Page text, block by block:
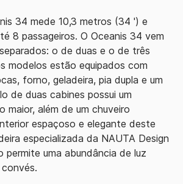
34 mede 10,3 metros (34 ') e
8 passageiros. O Oceanis 34 vem
o de duas e o de três
modelos estão equipados com
forno, geladeira, pia dupla e um
de duas cabines possui um
maior, além de um chuveiro
espaçoso e elegante deste
especializada da NAUTA Design
permite uma abundância de luz